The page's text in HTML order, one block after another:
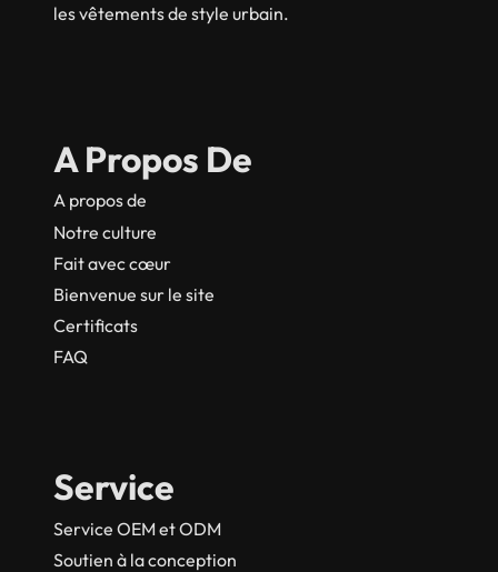
les vêtements de style urbain.
A Propos De
A propos de
Notre culture
Fait avec cœur
Bienvenue sur le site
Certificats
FAQ
Service
Service OEM et ODM
Soutien à la conception